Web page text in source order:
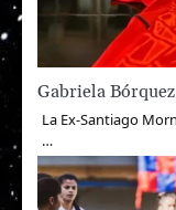
Gabriela
La Ex-Santiago
…